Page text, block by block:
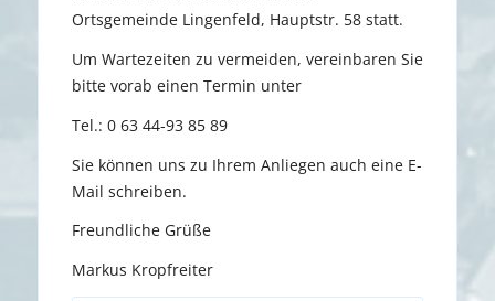
Ortsgemeinde Lingenfeld, Hauptstr. 58 statt.
Um Wartezeiten zu vermeiden, vereinbaren Sie
bitte vorab einen Termin unter
Tel.: 0 63 44-93 85 89
Sie können uns zu Ihrem Anliegen auch eine E-
Mail schreiben.
Freundliche Grüße
Markus Kropfreiter